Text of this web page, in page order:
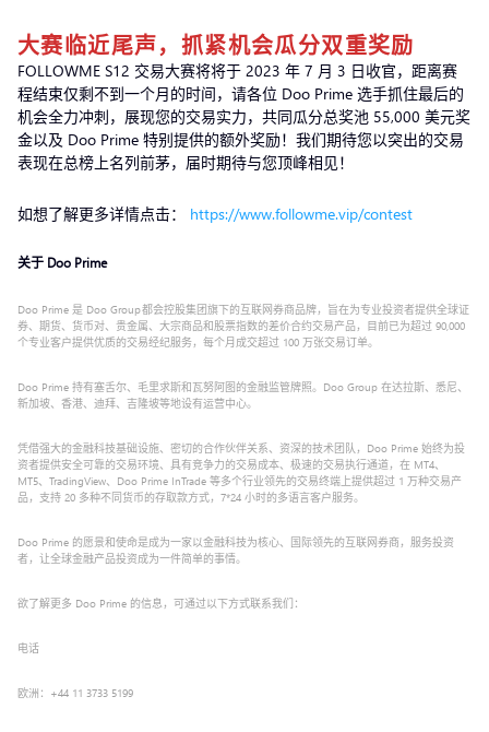
大赛临近尾声，抓紧机会瓜分双重奖励
FOLLOWME S12 交易大赛将将于 2023 年 7 月 3 日收官，距离赛
程结束仅剩不到一个月的时间，请各位 Doo Prime 选手抓住最后的
机会全力冲刺，展现您的交易实力，共同瓜分总奖池 55,000 美元奖
金以及 Doo Prime 特别提供的额外奖励！我们期待您以突出的交易
表现在总榜上名列前茅，届时期待与您顶峰相见！
如想了解更多详情点击： https://www.followme.vip/contest
关于 Doo Prime
Doo Prime 是 Doo Group 都会控股集团旗下的互联网券商品牌，旨在为专业投资者提供全球证
券、期货、货币对、贵金属、大宗商品和股票指数的差价合约交易产品，目前已为超过 90,000
个专业客户提供优质的交易经纪服务，每个月成交超过 100 万张交易订单。
Doo Prime 持有塞舌尔、毛里求斯和瓦努阿图的金融监管牌照。Doo Group 在达拉斯、悉尼、
新加坡、香港、迪拜、吉隆坡等地设有运营中心。
凭借强大的金融科技基础设施、密切的合作伙伴关系、资深的技术团队，Doo Prime 始终为投
资者提供安全可靠的交易环境、具有竞争力的交易成本、极速的交易执行通道，在 MT4、
MT5、TradingView、Doo Prime InTrade 等多个行业领先的交易终端上提供超过 1 万种交易产
品，支持 20 多种不同货币的存取款方式，7*24 小时的多语言客户服务。
Doo Prime 的愿景和使命是成为一家以金融科技为核心、国际领先的互联网券商，服务投资
者，让全球金融产品投资成为一件简单的事情。
欲了解更多 Doo Prime 的信息，可通过以下方式联系我们：
电话
欧洲：+44 11 3733 5199